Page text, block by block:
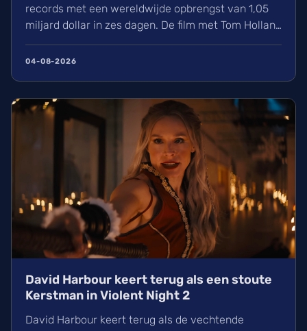
records met een wereldwijde opbrengst van 1,05
miljard dollar in zes dagen. De film met Tom Holland
en Zendaya haalt hiermee bijna Avengers:
Endgame in. Volgens hollywoodreporter.com
IMAX-release.
04-08-2026
David Harbour keert terug als een stoute
Kerstman in Violent Night 2
David Harbour keert terug als de vechtende